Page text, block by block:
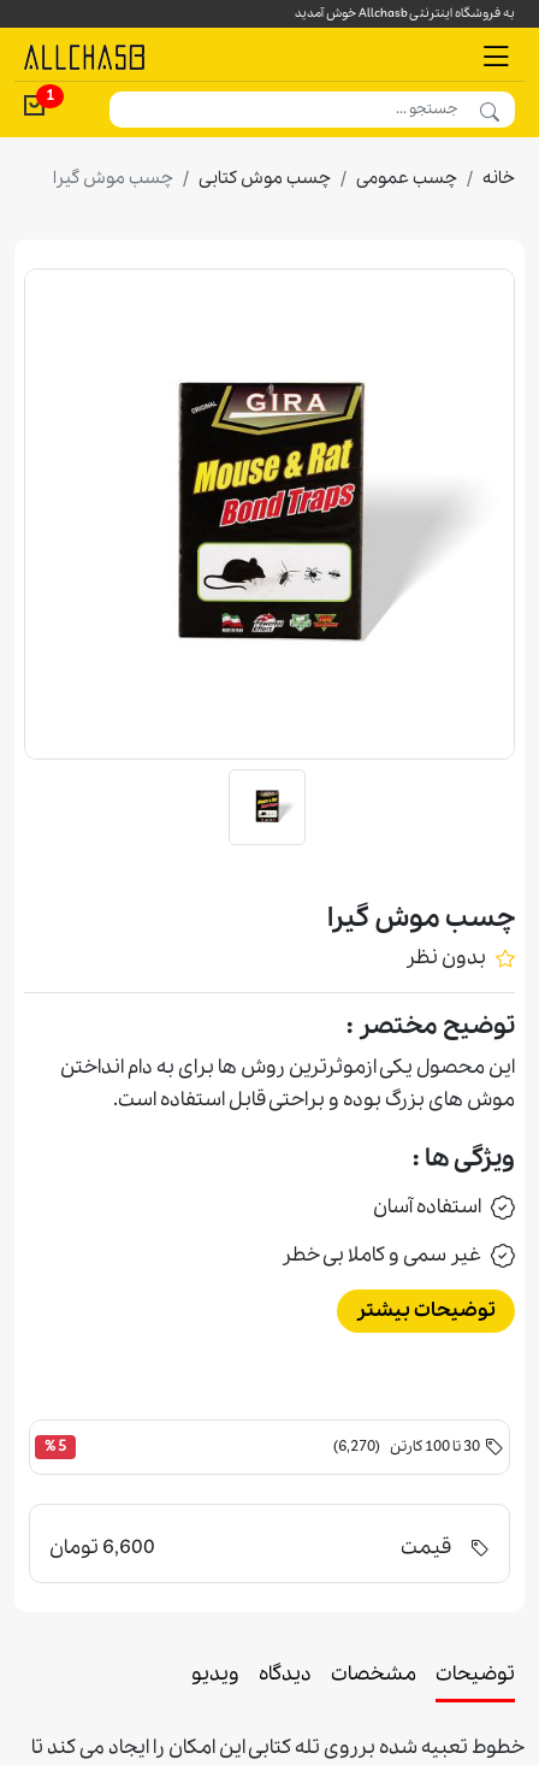
به فروشگاه اینترنتی Allchasb خوش آمدید
1
خانه چسب عمومی چسب موش کتابی چسب موش گیرا
چسب موش گیرا
بدون نظر
توضیح مختصر :
اين محصول یکی ازموثرترین روش ها برای به دام انداختن
موش های بزرگ بوده و براحتی قابل استفاده است.
ویژگی ها :
استفاده آسان
غیر سمی و کاملا بی خطر
توضیحات بیشتر
30 تا 100 کارتن (6,270) 5 %
قیمت 6,600 تومان
توضیحات مشخصات دیدگاه ویدیو
خطوط تعبیه شده برروی تله کتابی این امکان را ایجاد می کند تا